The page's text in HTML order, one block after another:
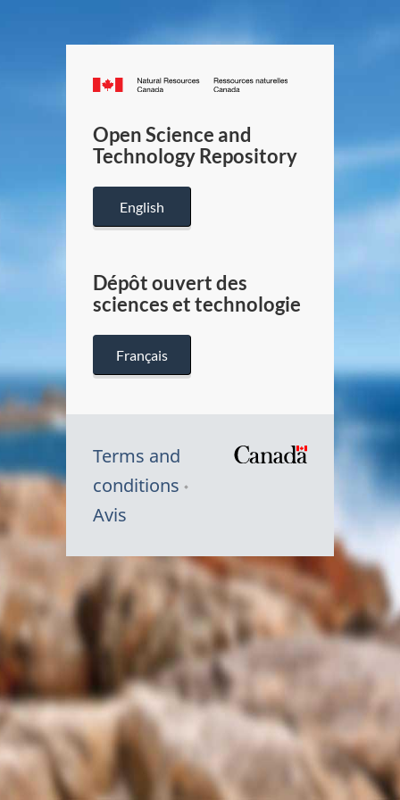
Canada.ca
/
Canada
Open Science and
Technology Repository
English
Dépôt ouvert des
sciences et technologie
Français
Terms and
conditions
Avis
Symbole
du
Canada